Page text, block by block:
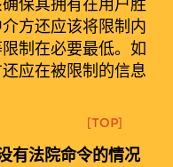
保其拥有在用户胜
方还应该将限制内
制在必要最低。如
应在被限制的信息
[TOP]
有法院命令的情况